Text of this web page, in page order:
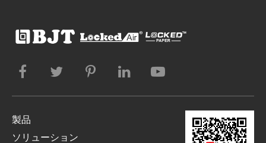
製品
ソリューション